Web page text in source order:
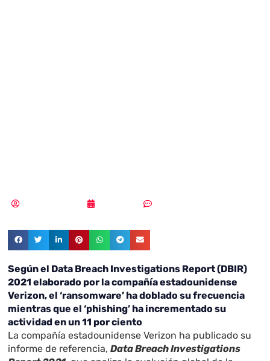
Según el Data Breach Investigations Report (DBIR)
2021 elaborado por la compañía estadounidense
Verizon, el ‘ransomware’ ha doblado su frecuencia
mientras que el ‘phishing’ ha incrementado su
actividad en un 11 por ciento
La compañía estadounidense Verizon ha publicado su
informe de referencia,Data Breach Investigations